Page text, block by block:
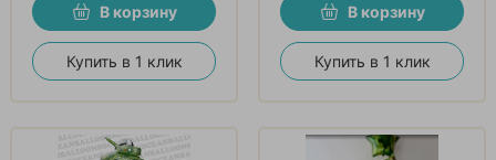
В корзину
Купить в 1 клик
В корзину
Купить в 1 клик